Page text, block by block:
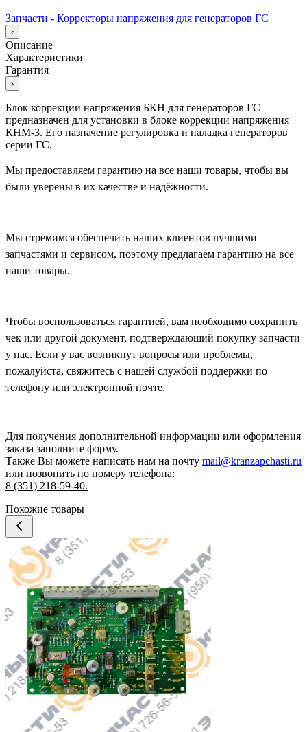
Запчасти - Корректоры напряжения для генераторов ГС
‹
Описание
Характеристики
Гарантия
›
Блок коррекции напряжения БКН для генераторов ГС
предназначен для установки в блоке коррекции напряжения
КНМ-3. Его назначение регулировка и наладка генераторов
серии ГС.
Мы предоставляем гарантию на все наши товары, чтобы вы
были уверены в их качестве и надёжности.
Мы стремимся обеспечить наших клиентов лучшими
запчастями и сервисом, поэтому предлагаем гарантию на все
наши товары.
Чтобы воспользоваться гарантией, вам необходимо сохранить
чек или другой документ, подтверждающий покупку запчасти
у нас. Если у вас возникнут вопросы или проблемы,
пожалуйста, свяжитесь с нашей службой поддержки по
телефону или электронной почте.
Для получения дополнительной информации или оформления
заказа заполните форму.
Также Вы можете написать нам на почту mail@kranzapchasti.ru
или позвонить по номеру телефона:
8 (351) 218-59-40.
Похожие товары